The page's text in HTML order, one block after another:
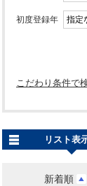
初度登録年
こだわり条件で
新着順
リスト表